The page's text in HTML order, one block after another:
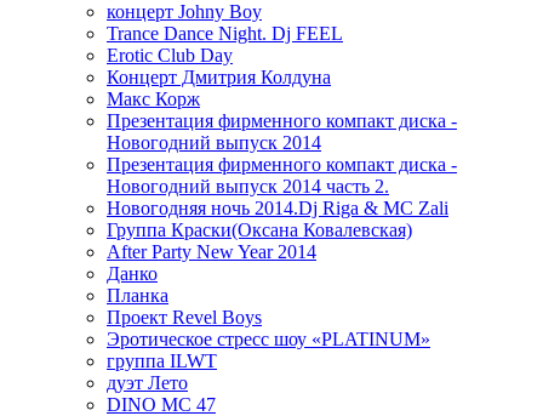
концерт Johny Boy
Trance Dance Night. Dj FEEL
Erotic Club Day
Концерт Дмитрия Колдуна
Макс Корж
Презентация фирменного компакт диска -
Новогодний выпуск 2014
Презентация фирменного компакт диска -
Новогодний выпуск 2014 часть 2.
Новогодняя ночь 2014.Dj Riga & MC Zali
Группа Краски(Оксана Ковалевская)
After Party New Year 2014
Данко
Планка
Проект Revel Boys
Эротическое стресс шоу «PLATINUM»
группа ILWT
дуэт Лето
DINO MC 47